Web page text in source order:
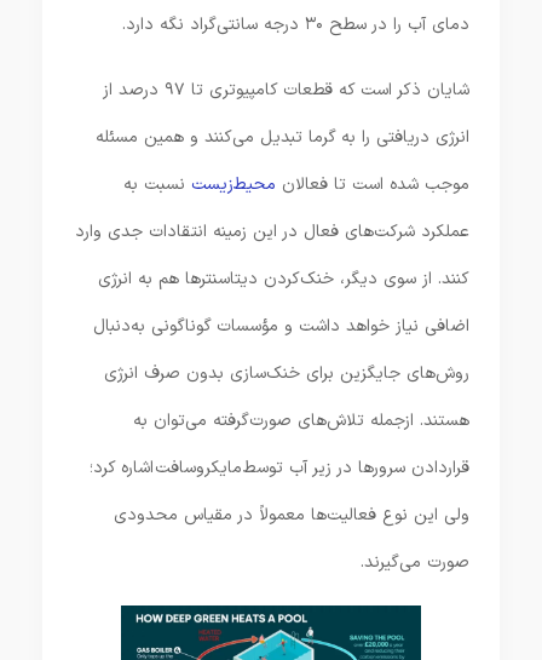
دمای آب را در سطح ۳۰ درجه سانتی‌گراد نگه دارد.
شایان ذکر است که قطعات کامپیوتری تا ۹۷ درصد از
انرژی دریافتی را به گرما تبدیل می‌کنند و همین مسئله
موجب شده است تا فعالان محیط‌زیست نسبت به
عملکرد شرکت‌های فعال در این زمینه انتقادات جدی وارد
کنند. از سوی دیگر، خنک‌کردن دیتاسنترها هم به انرژی
اضافی نیاز خواهد داشت و مؤسسات گوناگونی به‌دنبال
روش‌های جایگزین برای خنک‌سازی بدون صرف انرژی
هستند. ازجمله تلاش‌های صورت‌گرفته می‌توان به
قرار‌دادن سرورها در زیر آب توسط مایکروسافت اشاره کرد؛
ولی این نوع فعالیت‌ها معمولاً در مقیاس محدودی
صورت می‌گیرند.